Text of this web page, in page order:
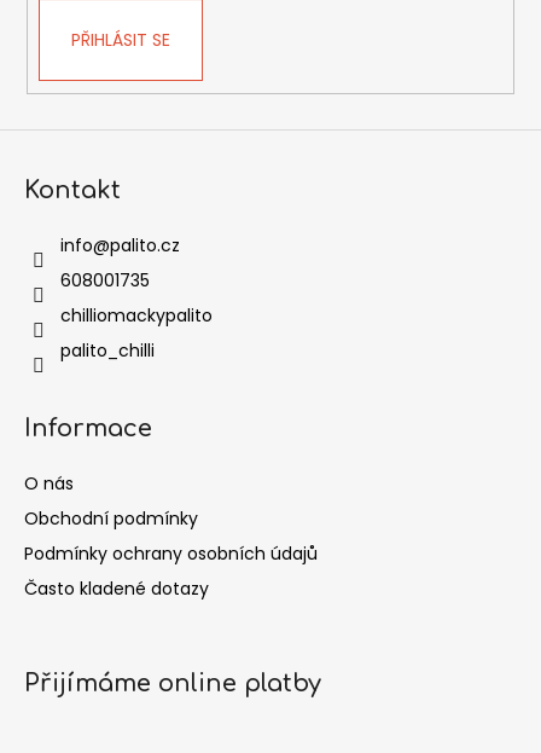
PŘIHLÁSIT SE
Kontakt
info@palito.cz
608001735
chilliomackypalito
palito_chilli
Informace
O nás
Obchodní podmínky
Podmínky ochrany osobních údajů
Často kladené dotazy
Přijímáme online platby